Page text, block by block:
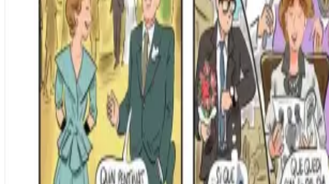
Caricatures
Auques
Còmics personalitzats
Revista de còmic
Contes personalitzats
Conte a midaPremium
Editorials Qui som Contacte
Aneu a la botiga